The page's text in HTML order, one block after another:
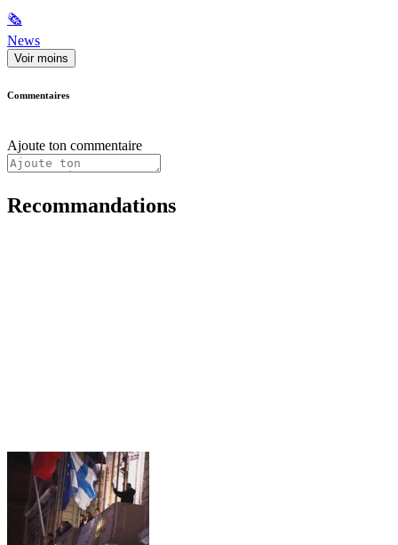
🗞
News
Voir moins
Commentaires
Ajoute ton commentaire
Recommandations